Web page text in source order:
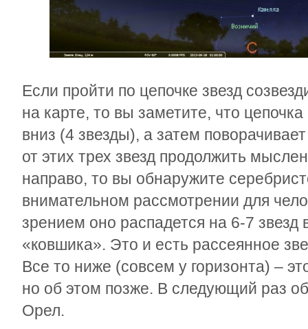
Если пройти по цепочке звезд
на карте, то вы заметите, что
вниз (4 звезды), а затем
от этих трех звезд продолжить
направо, то вы обнаружите
внимательном рассмотрении для
зрением оно распадется на 6-7 звезд
«ковшика». Это и есть рассеянное
Все то ниже (совсем у горизонта) –
но об этом позже. В следующий раз
Орел.